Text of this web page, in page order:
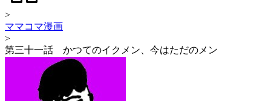
>
ママコマ漫画
>
第三十一話 かつてのイクメン、今はただのメン